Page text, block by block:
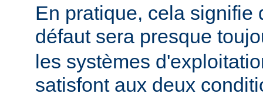
En pratique, cela signifie
défaut sera presque
les systèmes
satisfont aux deux